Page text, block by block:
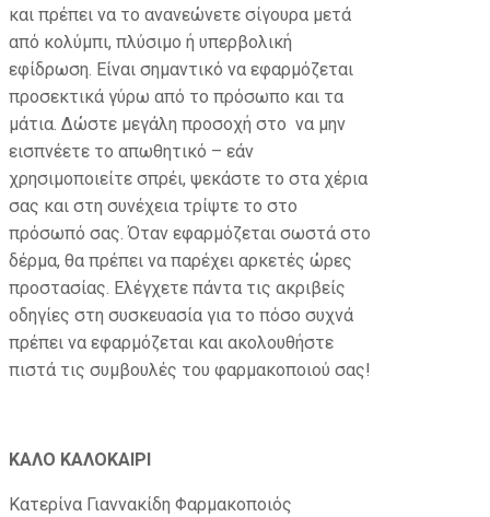
και πρέπει να το ανανεώνετε σίγουρα μετά
από κολύμπι, πλύσιμο ή υπερβολική
εφίδρωση. Είναι σημαντικό να εφαρμόζεται
προσεκτικά γύρω από το πρόσωπο και τα
μάτια. Δώστε μεγάλη προσοχή στο να μην
εισπνέετε το απωθητικό – εάν
χρησιμοποιείτε σπρέι, ψεκάστε το στα χέρια
σας και στη συνέχεια τρίψτε το στο
πρόσωπό σας. Όταν εφαρμόζεται σωστά στο
δέρμα, θα πρέπει να παρέχει αρκετές ώρες
προστασίας. Ελέγχετε πάντα τις ακριβείς
οδηγίες στη συσκευασία για το πόσο συχνά
πρέπει να εφαρμόζεται και ακολουθήστε
πιστά τις συμβουλές του φαρμακοποιού σας!
ΚΑΛΟ ΚΑΛΟΚΑΙΡΙ
Κατερίνα Γιαννακίδη Φαρμακοποιός